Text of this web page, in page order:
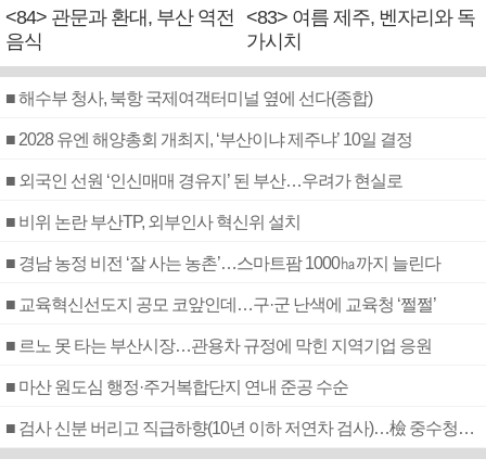
<84> 관문과 환대, 부산 역전
음식
<83> 여름 제주, 벤자리와 독
가시치
■ 해수부 청사, 북항 국제여객터미널 옆에 선다(종합)
■ 2028 유엔 해양총회 개최지, ‘부산이냐 제주냐’ 10일 결정
■ 외국인 선원 ‘인신매매 경유지’ 된 부산…우려가 현실로
■ 비위 논란 부산TP, 외부인사 혁신위 설치
■ 경남 농정 비전 ‘잘 사는 농촌’…스마트팜 1000㏊까지 늘린다
■ 교육혁신선도지 공모 코앞인데…구·군 난색에 교육청 ‘쩔쩔’
■ 르노 못 타는 부산시장…관용차 규정에 막힌 지역기업 응원
■ 마산 원도심 행정·주거복합단지 연내 준공 수순
■ 검사 신분 버리고 직급하향(10년 이하 저연차 검사)…檢 중수청행 기피